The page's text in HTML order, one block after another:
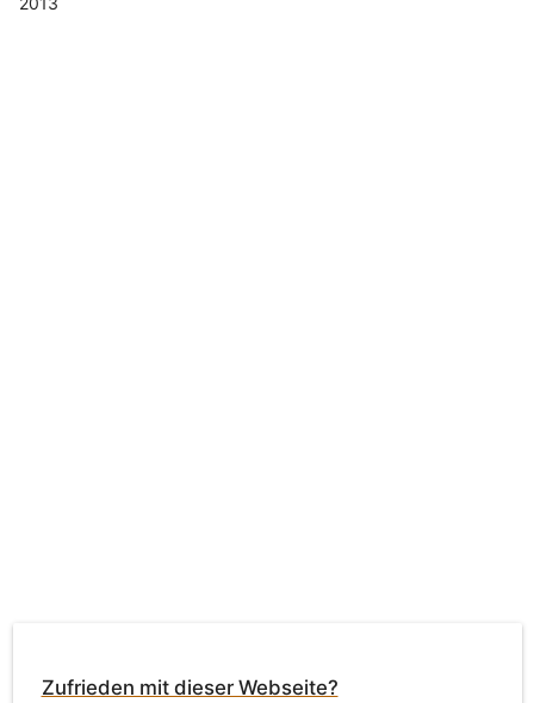
Zufrieden mit dieser Webseite?